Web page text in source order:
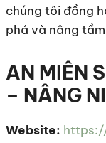
chúng tôi đồng
phá và nâng
AN MIÊN
– NÂNG
Website: